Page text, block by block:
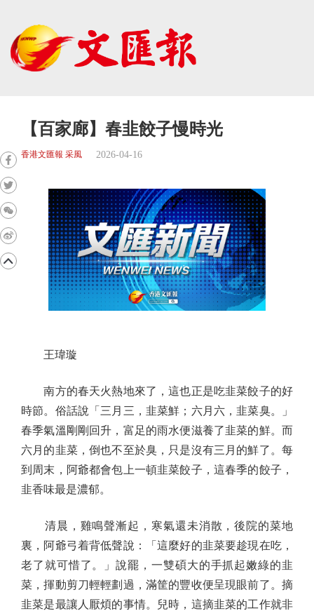
【百家廊】春韭餃子慢時光
香港文匯報 采風 2026-04-16
王瑋璇
南方的春天火熱地來了，這也正是吃韭菜餃子的好
時節。俗話說「三月三，韭菜鮮；六月六，韭菜臭。」
春季氣溫剛剛回升，富足的雨水便滋養了韭菜的鮮。而
六月的韭菜，倒也不至於臭，只是沒有三月的鮮了。每
到周末，阿爺都會包上一頓韭菜餃子，這春季的餃子，
韭香味最是濃郁。
清晨，雞鳴聲漸起，寒氣還未消散，後院的菜地
裏，阿爺弓着背低聲說：「這麼好的韭菜要趁現在吃，
老了就可惜了。」說罷，一雙碩大的手抓起嫩綠的韭
菜，揮動剪刀輕輕劃過，滿筐的豐收便呈現眼前了。摘
韭菜是最讓人厭煩的事情。兒時，這摘韭菜的工作就非